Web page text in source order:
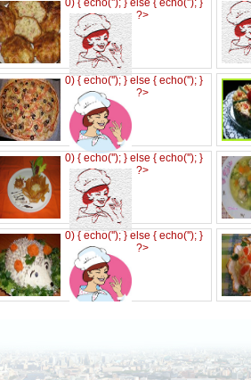
0) { echo(''); } else { echo(''); }
?>
0) { echo(''); } else { echo(''); }
?>
0) { echo(''); } else { echo(''); }
?>
0) { echo(''); } else { echo(''); }
?>